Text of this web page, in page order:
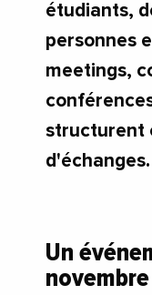
étudiants,
personnes
meetings,
structurent
d'échanges.
Un